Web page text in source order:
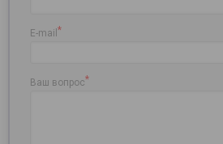
E-mail *
Ваш вопрос*